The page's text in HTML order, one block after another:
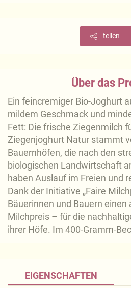
teilen
Über das
Ein feincremiger Bio-Joghurt
mildem Geschmack und
Fett: Die frische Ziegenmilch
Ziegenjoghurt Natur stammt
Bauernhöfen, die nach den
biologischen Landwirtschaft
haben Auslauf im Freien und
Dank der Initiative „Faire
Bäuerinnen und Bauern einen
Milchpreis – für die
ihrer Höfe. Im 400-Gramm-
EIGENSCHAFTEN